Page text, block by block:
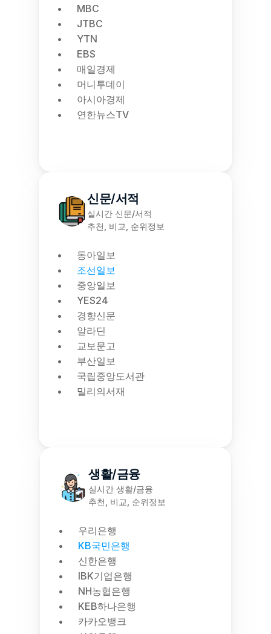
MBC
JTBC
YTN
EBS
매일경제
머니투데이
아시아경제
연한뉴스TV
신문/서적
실시간 신문/서적
추천, 비교, 순위정보
동아일보
조선일보
중앙일보
YES24
경향신문
알라딘
교보문고
부산일보
국립중앙도서관
밀리의서재
생활/금융
실시간 생활/금융
추천, 비교, 순위정보
우리은행
KB국민은행
신한은행
IBK기업은행
NH농협은행
KEB하나은행
카카오뱅크